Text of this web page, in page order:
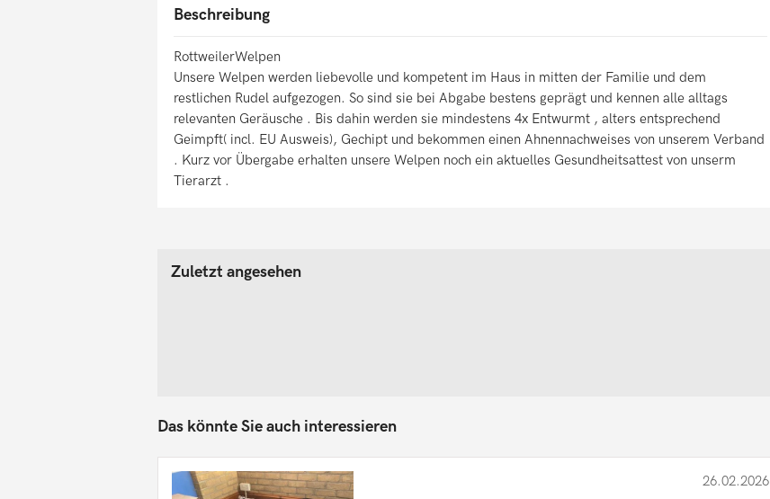
Beschreibung
RottweilerWelpen
Unsere Welpen werden liebevolle und kompetent im Haus in mitten der Familie und dem
restlichen Rudel aufgezogen. So sind sie bei Abgabe bestens geprägt und kennen alle alltags
relevanten Geräusche . Bis dahin werden sie mindestens 4x Entwurmt , alters entsprechend
Geimpft( incl. EU Ausweis), Gechipt und bekommen einen Ahnennachweises von unserem Verband
. Kurz vor Übergabe erhalten unsere Welpen noch ein aktuelles Gesundheitsattest von unserm
Tierarzt .
Zuletzt angesehen
Das könnte Sie auch interessieren
26.02.2026